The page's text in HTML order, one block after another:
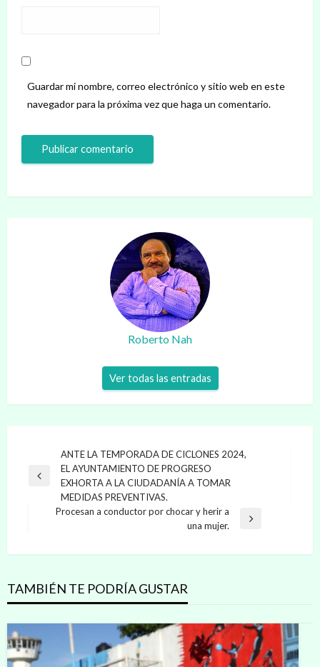
Guardar mi nombre, correo electrónico y sitio web en este
navegador para la próxima vez que haga un comentario.
Roberto Nah
Ver todas las entradas
Navegación
de
entradas
Entrada
anterior
ANTE LA TEMPORADA DE CICLONES 2024,
EL AYUNTAMIENTO DE PROGRESO
EXHORTA A LA CIUDADANÍA A TOMAR
MEDIDAS PREVENTIVAS.
Procesan a conductor por chocar y herir a
una mujer.
TAMBIÉN TE PODRÍA GUSTAR